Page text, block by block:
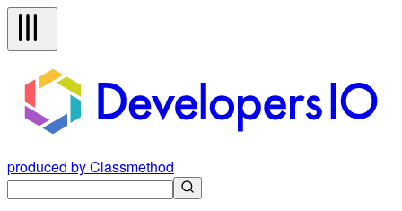
produced by Classmethod